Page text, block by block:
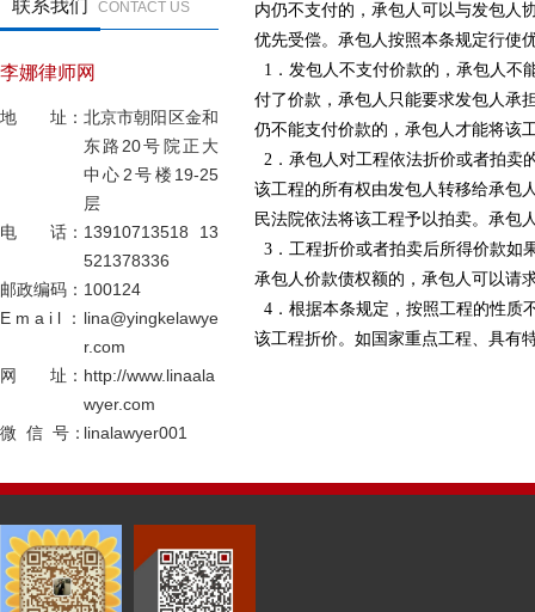
联系我们 CONTACT US
李娜律师网
地 址： 北京市朝阳区金和
东路20号院正大
中心2号楼19-25
层
电 话： 13910713518 13
521378336
邮政编码： 100124
E m a i l ： lina@yingkelawye
r.com
网 址： http://www.linaala
wyer.com
微 信 号：linalawyer001
内仍不支付的，承包人可以与发包人
优先受偿。承包人按照本条规定行使
1 ．发包人不支付价款的，承包人
付了价款，承包人只能要求发包人承
仍不能支付价款的，承包人才能将该
2 ．承包人对工程依法折价或者拍
该工程的所有权由发包人转移给承包
民法院依法将该工程予以拍卖。承包
3 ．工程折价或者拍卖后所得价款
承包人价款债权额的，承包人可以请
4 ．根据本条规定，按照工程的性
该工程折价。如国家重点工程、具有